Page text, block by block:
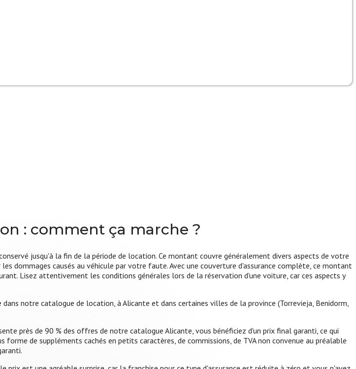
: comment ça marche ?
jusqu'à la fin de la période de location. Ce montant couvre généralement divers aspects de votre
dommages causés au véhicule par votre faute. Avec une couverture d'assurance complète, ce montant
Lisez attentivement les conditions générales lors de la réservation d'une voiture, car ces aspects y
notre catalogue de location, à Alicante et dans certaines villes de la province (Torrevieja, Benidorm,
près de 90 % des offres de notre catalogue Alicante, vous bénéficiez d'un prix final garanti, ce qui
de suppléments cachés en petits caractères, de commissions, de TVA non convenue au préalable